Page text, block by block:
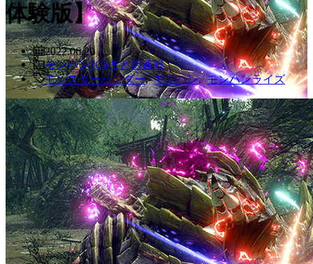
体験版】
2022.06.20
モンハン2Chまとめ速報
モンスターハンター,モンハン,モンハンライズ